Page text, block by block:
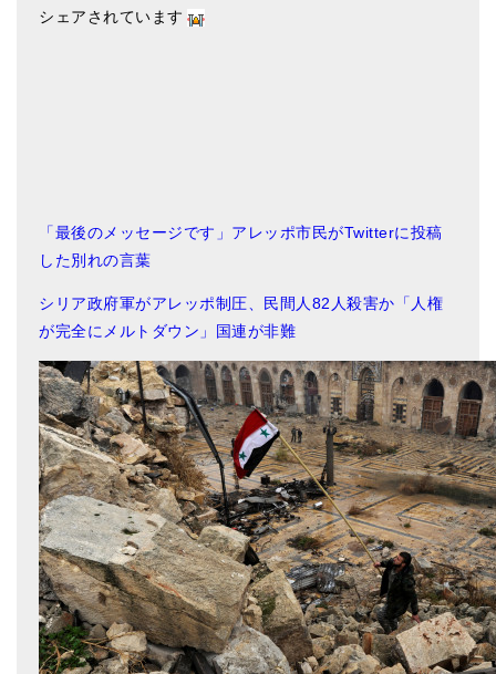
新・鍛造スペシャル
スティック・マレット・リング（台座）
プレミアム・ティンシャ（L・M）
ベーシック・ティンシャ（4種）
ティンシャケース
チベット・真マントラ香
お香定期購入（ラクとくサブスク）
チベット高僧のオラクルカード
ベル＆ドルジェ
シンギングボウル入門本・CD
シェアされています
「最後のメッセージです」アレッポ市民がTwitterに投稿
した別れの言葉
シリア政府軍がアレッポ制圧、民間人82人殺害か「人権
が完全にメルトダウン」国連が非難